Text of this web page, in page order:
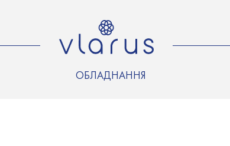
ОБЛАДНАННЯ